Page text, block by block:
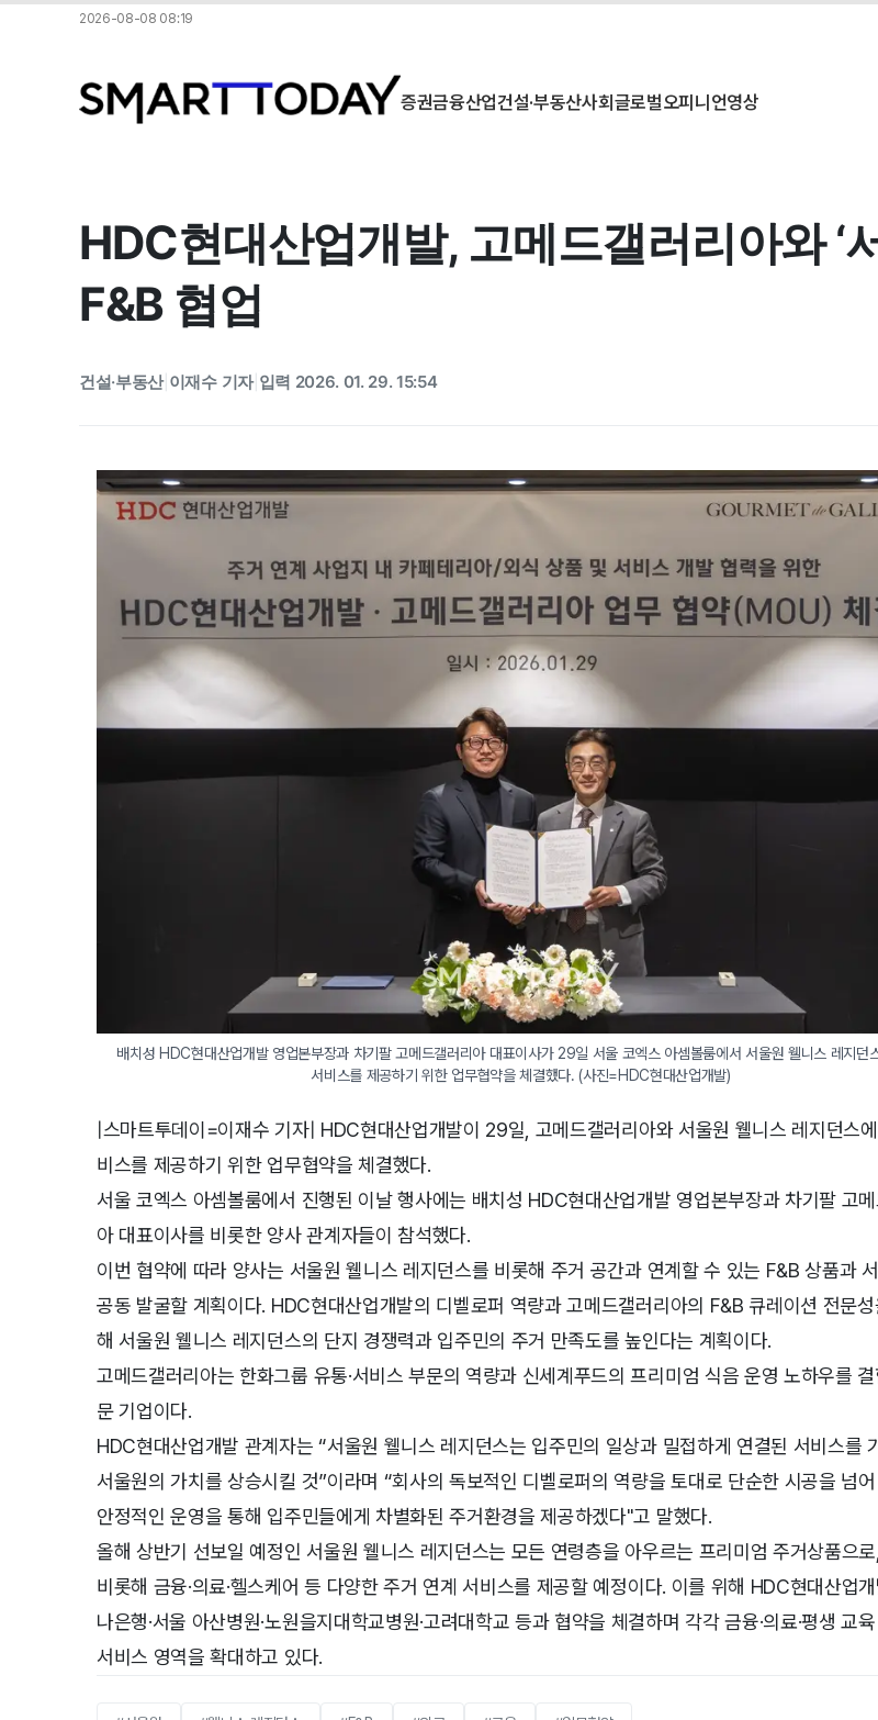
2026-08-08 08:19
증권금융산업건설·부동산사회글로벌오피니언영상
HDC현대산업개발, 고메드갤러리아와 ‘
F&B 협업
건설·부동산| 이재수 기자| 입력 2026. 01. 29. 15:54
서비스를 제공하기 위한 업무협약을 체결했다. (사진=HDC현대산업개발)
|스마트투데이=이재수 기자| HDC현대산업개발이 29일, 고메드갤러리아와 서울원 웰니스 레지던스
비스를 제공하기 위한 업무협약을 체결했다.
서울 코엑스 아셈볼룸에서 진행된 이날 행사에는 배치성 HDC현대산업개발 영업본부장과 차기팔 고
아 대표이사를 비롯한 양사 관계자들이 참석했다.
이번 협약에 따라 양사는 서울원 웰니스 레지던스를 비롯해 주거 공간과 연계할 수 있는 F&B 상품과
공동 발굴할 계획이다. HDC현대산업개발의 디벨로퍼 역량과 고메드갤러리아의 F&B 큐레이션 전문
해 서울원 웰니스 레지던스의 단지 경쟁력과 입주민의 주거 만족도를 높인다는 계획이다.
고메드갤러리아는 한화그룹 유통·서비스 부문의 역량과 신세계푸드의 프리미엄 식음 운영 노하우를
문 기업이다.
HDC현대산업개발 관계자는 “서울원 웰니스 레지던스는 입주민의 일상과 밀접하게 연결된 서비스를
서울원의 가치를 상승시킬 것”이라며 “회사의 독보적인 디벨로퍼의 역량을 토대로 단순한 시공을 넘
안정적인 운영을 통해 입주민들에게 차별화된 주거환경을 제공하겠다"고 말했다.
올해 상반기 선보일 예정인 서울원 웰니스 레지던스는 모든 연령층을 아우르는 프리미엄 주거상품으
비롯해 금융·의료·헬스케어 등 다양한 주거 연계 서비스를 제공할 예정이다. 이를 위해 HDC현대산업
나은행·서울 아산병원·노원을지대학교병원·고려대학교 등과 협약을 체결하며 각각 금융·의료·평생 교
서비스 영역을 확대하고 있다.